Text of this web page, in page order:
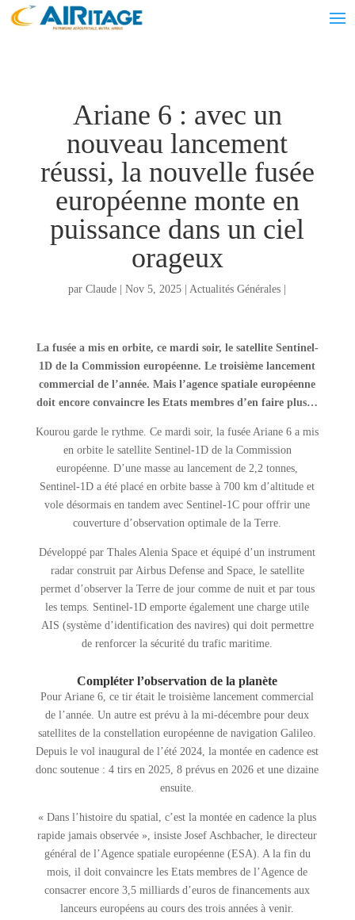
Ariane 6 : avec un
nouveau lancement
réussi, la nouvelle fusée
européenne monte en
puissance dans un ciel
orageux
parClaude |Nov 5, 2025 |Actualités Générales
La fusée a mis en orbite, ce mardi soir, le satellite Sentinel-
1D de la Commission européenne. Le troisième lancement
commercial de l’année. Mais l’agence spatiale européenne
doit encore convaincre les Etats membres d’en faire plus…
Kourou garde le rythme. Ce mardi soir, la fusée Ariane 6 a mis
en orbite le satellite Sentinel-1D de la Commission
européenne. D’une masse au lancement de 2,2 tonnes,
Sentinel-1D a été placé en orbite basse à 700 km d’altitude et
vole désormais en tandem avec Sentinel-1C pour offrir une
couverture d’observation optimale de la Terre.
Développé par Thales Alenia Space et équipé d’un instrument
radar construit par Airbus Defense and Space, le satellite
permet d’observer la Terre de jour comme de nuit et par tous
les temps. Sentinel-1D emporte également une charge utile
AIS (système d’identification des navires) qui doit permettre
de renforcer la sécurité du trafic maritime.
Compléter l’observation de la planète
Pour Ariane 6, ce tir était le troisième lancement commercial
de l’année. Un autre est prévu à la mi-décembre pour deux
satellites de la constellation européenne de navigation Galileo.
Depuis le vol inaugural de l’été 2024, la montée en cadence est
donc soutenue : 4 tirs en 2025, 8 prévus en 2026 et une dizaine
ensuite.
« Dans l’histoire du spatial, c’est la montée en cadence la plus
rapide jamais observée », insiste Josef Aschbacher, le directeur
général de l’Agence spatiale européenne (ESA). A la fin du
mois, il doit convaincre les Etats membres de l’Agence de
consacrer encore 3,5 milliards d’euros de financements aux
lanceurs européens au cours des trois années à venir.